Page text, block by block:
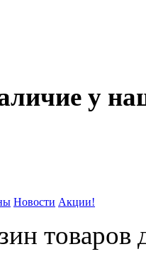
у
Новости Акции!